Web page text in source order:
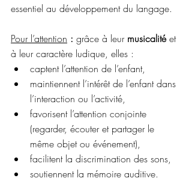
essentiel au développement du langage.
Pour l’attention : grâce à leur musicalité et
à leur caractère ludique, elles :
captent l’attention de l’enfant,
maintiennent l’intérêt de l’enfant dans
l’interaction ou l’activité,
favorisent l’attention conjointe
(regarder, écouter et partager le
même objet ou événement),
facilitent la discrimination des sons,
soutiennent la mémoire auditive.